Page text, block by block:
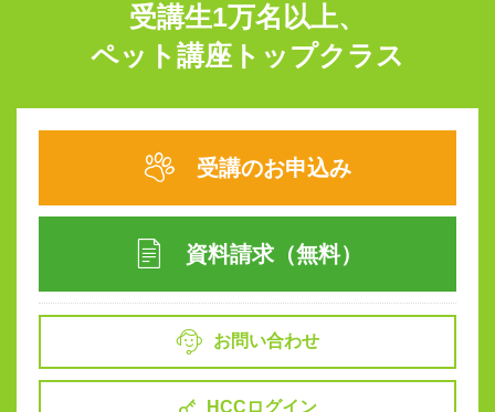
受講生1万名以上、
ペット講座トップクラス
受講のお申込み
資料請求（無料）
お問い合わせ
HCCログイン